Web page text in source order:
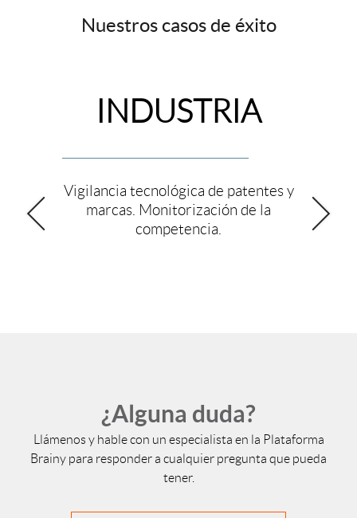
Nuestros casos de éxito
INDUSTRIA
Vigilancia tecnológica de patentes y
marcas. Monitorización de la
competencia.
¿Alguna duda?
Llámenos y hable con un especialista en la Plataforma
Brainy para responder a cualquier pregunta que pueda
tener.